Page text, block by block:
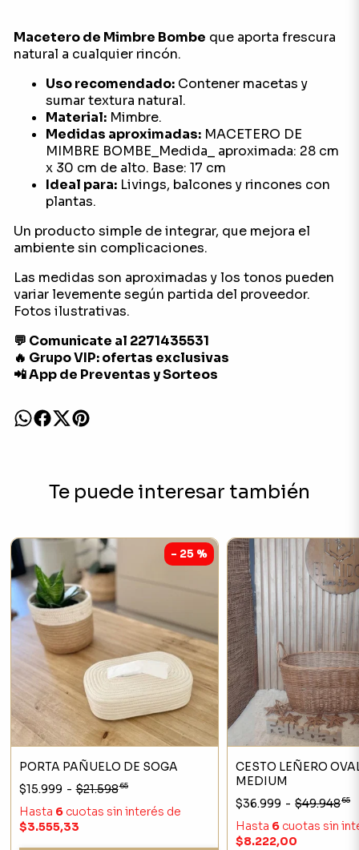
Macetero de Mimbre Bombe que aporta frescura
natural a cualquier rincón.
Uso recomendado:Contener macetas y
sumar textura natural.
Material:Mimbre.
Medidas aproximadas:MACETERO DE
MIMBRE BOMBE_Medida_ aproximada: 28 cm
x 30 cm de alto. Base: 17 cm
Ideal para:Livings, balcones y rincones con
plantas.
Un producto simple de integrar, que mejora el
ambiente sin complicaciones.
Las medidas son aproximadas y los tonos pueden
variar levemente según partida del proveedor.
Fotos ilustrativas.
💬 Comunicate al 2271435531
🔥 Grupo VIP: ofertas exclusivas
📲 App de Preventas y Sorteos
Te puede interesar también
- 25 %
PORTA PAÑUELO DE SOGA
$15.999 - $21.59865
Hasta 6cuotas sin interés de
$3.555,33
CESTO LEÑERO
MEDIUM
$36.999 - $49.94865
Hasta 6 cuotas sin
$8.222,00